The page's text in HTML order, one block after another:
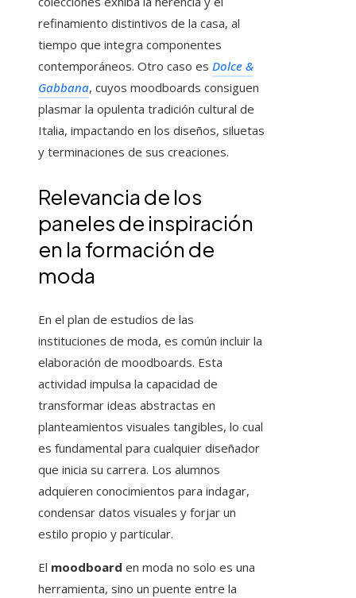
refinamiento distintivos de la casa, al
tiempo que integra componentes
contemporáneos. Otro caso es Dolce &
Gabbana, cuyos moodboards consiguen
plasmar la opulenta tradición cultural de
Italia, impactando en los diseños, siluetas
y terminaciones de sus creaciones.
Relevancia de los
paneles de inspiración
en la formación de
moda
En el plan de estudios de las
instituciones de moda, es común incluir la
elaboración de moodboards. Esta
actividad impulsa la capacidad de
transformar ideas abstractas en
planteamientos visuales tangibles, lo cual
es fundamental para cualquier diseñador
que inicia su carrera. Los alumnos
adquieren conocimientos para indagar,
condensar datos visuales y forjar un
estilo propio y particular.
El moodboard en moda no solo es una
herramienta, sino un puente entre la